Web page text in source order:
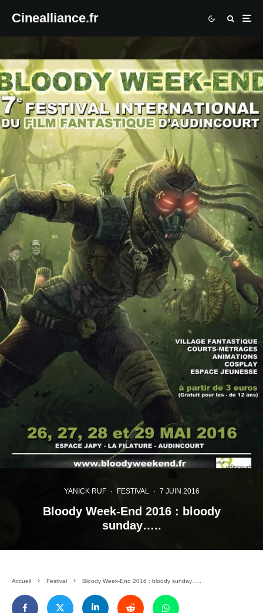
Cinealliance.fr
YANICK RUF · FESTIVAL · 7 JUIN 2016
Bloody Week-End 2016 : bloody
sunday…..
Accueil Festival Bloody Week-End 2016 : bloody sunday…..